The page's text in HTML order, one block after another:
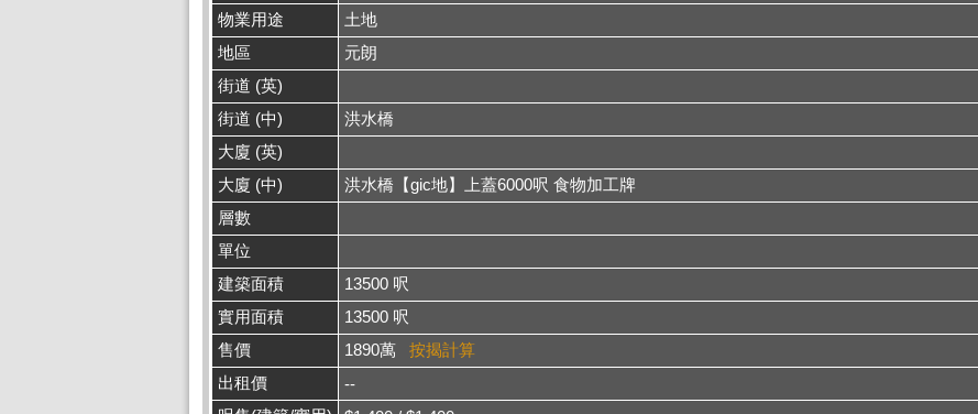
物業用途
土地
地區
元朗
街道 (英)
街道 (中)
洪水橋
大廈 (英)
大廈 (中)
洪水橋【gic地】上蓋6000呎 食物加工牌
層數
單位
建築面積
13500 呎
實用面積
13500 呎
售價
1890萬 按揭計算
出租價
--